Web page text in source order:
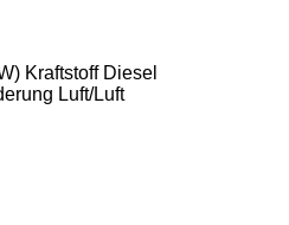
Kraftstoff Diesel
Luft/Luft